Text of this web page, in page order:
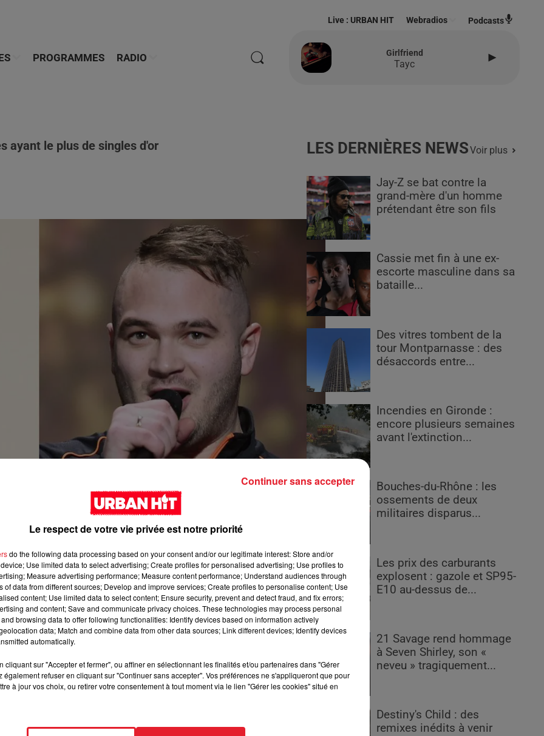
PROGRAMMES RADIO
Live : URBAN HIT Webradios Podcasts
Girlfriend
Tayc
ayant le plus de singles d'or
classement avec un nombre impressionnant de
certifications décernées par le Syndicat National de
de la scène musicale, s'imposent une fois de plus en haut
parmi les rappeurs français, tandis que Jul, le rappeur
sont des témoins de la réussite et de la popularité des
ces récompenses prennent encore plus de valeur. Ninho,
tête du classement. Mais Jul, avec sa capacité à produire des
à jour' a démarré en trombe, décrochant un disque d'or dès
LES DERNIÈRES NEWSVoir plus
Jay-Z se bat contre la
grand-mère d'un homme
prétendant être son fils
Cassie met fin à une ex-
escorte masculine dans sa
bataille...
Des vitres tombent de la
tour Montparnasse : des
désaccords entre...
Incendies en Gironde :
encore plusieurs semaines
avant l'extinction...
Bouches-du-Rhône : les
ossements de deux
militaires disparus...
Les prix des carburants
explosent : gazole et SP95-
E10 au-dessus de...
21 Savage rend hommage
à Seven Shirley, son «
neveu » tragiquement...
Destiny's Child : des
remixes inédits à venir
Le respect de votre vie privée est notre priorité
do the following data processing based on your consent and/or our legitimate interest: Store and/or
Use limited data to select advertising; Create profiles for personalised advertising; Use profiles to
Measure advertising performance; Measure content performance; Understand audiences through
of data from different sources; Develop and improve services; Create profiles to personalise content; Use
content; Use limited data to select content; Ensure security, prevent and detect fraud, and fix errors;
and content; Save and communicate privacy choices. These technologies may process personal
browsing data to offer following functionalities: Identify devices based on information actively
data; Match and combine data from other data sources; Link different devices; Identify devices
automatically.
cliquant sur "Accepter et fermer", ou affiner en sélectionnant les finalités et/ou partenaires dans "Gérer
également refuser en cliquant sur "Continuer sans accepter". Vos préférences ne s'appliqueront que pour
à jour vos choix, ou retirer votre consentement à tout moment via le lien "Gérer les cookies" situé en
Continuer sans accepter